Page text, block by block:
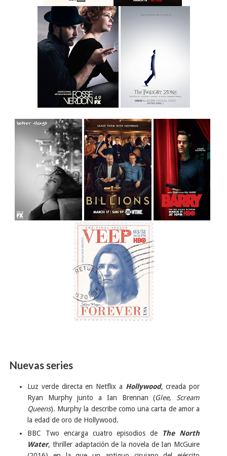
Nuevas series
Luz verde directa en Netflix a Hollywood, creada por
Ryan Murphy junto a Ian Brennan (Glee, Scream
Queens). Murphy la describe como una carta de amor a
la edad de oro de Hollywood.
BBC Two encarga cuatro episodios de
The North
Water, thriller adaptación de la novela de Ian McGuire